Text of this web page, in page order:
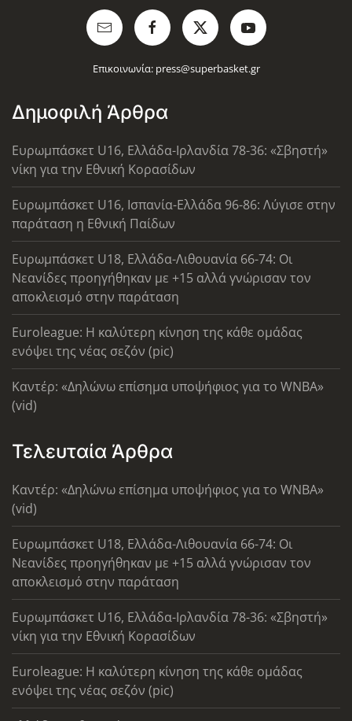
Επικοινωνία: press@superbasket.gr
Δημοφιλή Άρθρα
Ευρωμπάσκετ U16, Ελλάδα-Ιρλανδία 78-36: «Σβηστή»
νίκη για την Εθνική Κορασίδων
Ευρωμπάσκετ U16, Ισπανία-Ελλάδα 96-86: Λύγισε στην
παράταση η Εθνική Παίδων
Ευρωμπάσκετ U18, Ελλάδα-Λιθουανία 66-74: Οι
Νεανίδες προηγήθηκαν με +15 αλλά γνώρισαν τον
αποκλεισμό στην παράταση
Euroleague: Η καλύτερη κίνηση της κάθε ομάδας
ενόψει της νέας σεζόν (pic)
Καντέρ: «Δηλώνω επίσημα υποψήφιος για το WNBA»
(vid)
Τελευταία Άρθρα
Καντέρ: «Δηλώνω επίσημα υποψήφιος για το WNBA»
(vid)
Ευρωμπάσκετ U18, Ελλάδα-Λιθουανία 66-74: Οι
Νεανίδες προηγήθηκαν με +15 αλλά γνώρισαν τον
αποκλεισμό στην παράταση
Ευρωμπάσκετ U16, Ελλάδα-Ιρλανδία 78-36: «Σβηστή»
νίκη για την Εθνική Κορασίδων
Euroleague: Η καλύτερη κίνηση της κάθε ομάδας
ενόψει της νέας σεζόν (pic)